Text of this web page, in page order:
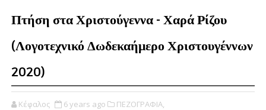
Πτήση στα Χριστούγεννα - Χαρά Ρίζου
(Λογοτεχνικό Δωδεκαήμερο Χριστουγέννων
2020)
Κέφαλος 6 years ago ΠΕΖΟΓΡΑΦΙΑ,